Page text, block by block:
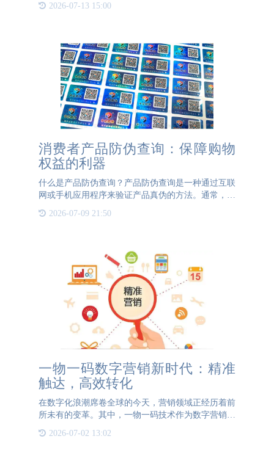
生，通过为每个产品分配一个独特的二维码标签，实
2026-07-13 15:00
消费者产品防伪查询：保障购物
权益的利器
什么是产品防伪查询？产品防伪查询是一种通过互联
网或手机应用程序来验证产品真伪的方法。通常，每
个商品都会配备一个唯一的防伪标识，如防伪标签、
二维码或条形码。消费者可以通过扫描或输入这些标
2026-07-09 21:50
一物一码数字营销新时代：精准
触达，高效转化
在数字化浪潮席卷全球的今天，营销领域正经历着前
所未有的变革。其中，一物一码技术作为数字营销的
商品赋予独一无二的数字身份。一物一码技术不仅极
2026-07-02 13:02